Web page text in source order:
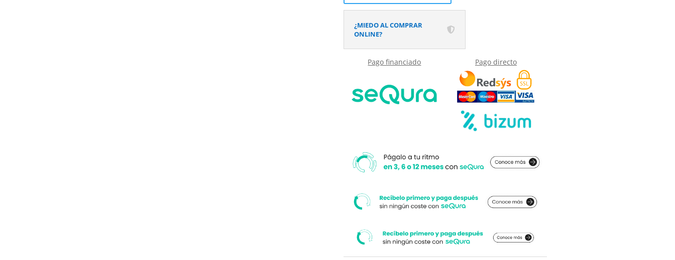
de
de
cuartos
baños.
cantidad
¿MIEDO AL COMPRAR
ONLINE?
Pago financiado Pago directo